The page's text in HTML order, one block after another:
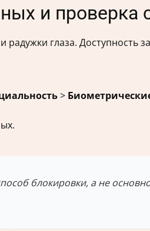
и проверка
глаза. Доступность
>
блокировки, а не